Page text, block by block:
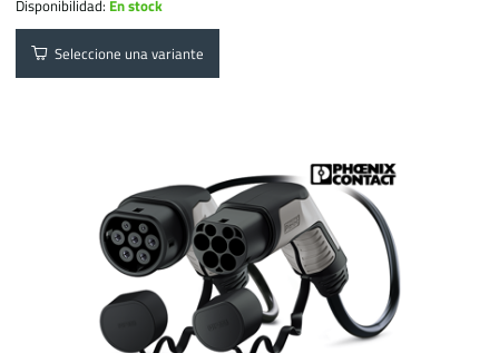
Disponibilidad: En stock
Seleccione una variante